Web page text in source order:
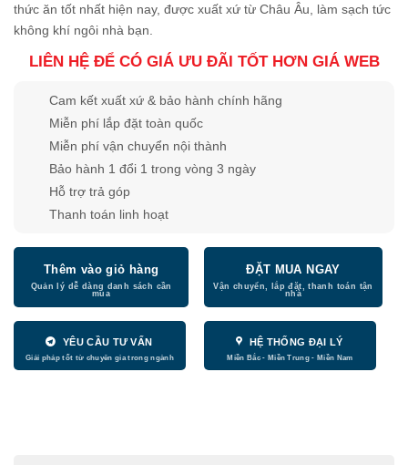
thức ăn tốt nhất hiện nay, được xuất xứ từ Châu Âu, làm sạch tức
không khí ngôi nhà bạn.
LIÊN HỆ ĐỂ CÓ GIÁ ƯU ĐÃI TỐT HƠN GIÁ WEB
Cam kết xuất xứ & bảo hành chính hãng
Miễn phí lắp đặt toàn quốc
Miễn phí vận chuyển nội thành
Bảo hành 1 đổi 1 trong vòng 3 ngày
Hỗ trợ trả góp
Thanh toán linh hoạt
Thêm vào giỏ hàng ĐẶT MUA NGAY
YÊU CẦU TƯ VẤN HỆ THỐNG ĐẠI LÝ